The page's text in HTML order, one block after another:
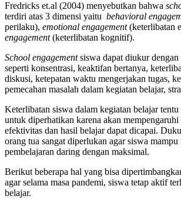
Fredricks et.al (2004) menyebutkan bahwa
terdiri atas 3 dimensi yaitu behavioral
perilaku), emotional engagement(keterlibatan
engagement(keterlibatan kognitif).
School engagementsiswa dapat diukur dengan
seperti konsentrasi, keaktifan bertanya,
diskusi, ketepatan waktu mengerjakan tugas,
pemecahan masalah dalam kegiatan belajar,
Keterlibatan siswa dalam kegiatan belajar
untuk diperhatikan karena akan mempengaruhi
efektivitas dan hasil belajar dapat dicapai.
orang tua sangat diperlukan agar siswa mampu
pembelajaran daring dengan maksimal.
Berikut beberapa hal yang bisa
agar selama masa pandemi, siswa tetap aktif
belajar.